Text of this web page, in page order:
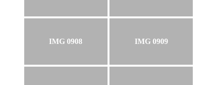
IMG 0908 IMG 0909